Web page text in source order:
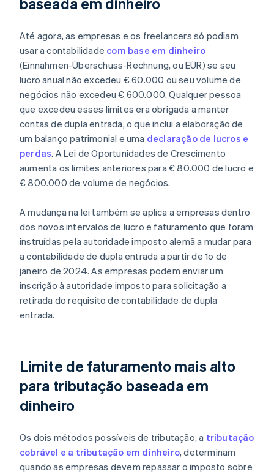
Até agora, as empresas e os freelancers só podiam
usar a contabilidade com base em dinheiro
(Einnahmen-Überschuss-Rechnung, ou EÜR) se seu
lucro anual não excedeu € 60.000 ou seu volume de
negócios não excedeu € 600.000. Qualquer pessoa
que excedeu esses limites era obrigada a manter
contas de dupla entrada, o que inclui a elaboração de
um balanço patrimonial e uma declaração de lucros e
perdas. A Lei de Oportunidades de Crescimento
aumenta os limites anteriores para € 80.000 de lucro e
€ 800.000 de volume de negócios.
A mudança na lei também se aplica a empresas dentro
dos novos intervalos de lucro e faturamento que foram
instruídas pela autoridade imposto alemã a mudar para
a contabilidade de dupla entrada a partir de 1o de
janeiro de 2024. As empresas podem enviar um
inscrição à autoridade imposto para solicitação a
retirada do requisito de contabilidade de dupla
entrada.
Limite de faturamento mais alto
para tributação baseada em
dinheiro
Os dois métodos possíveis de tributação, a tributação
cobrável e a tributação em dinheiro, determinam
quando as empresas devem repassar o imposto sobre